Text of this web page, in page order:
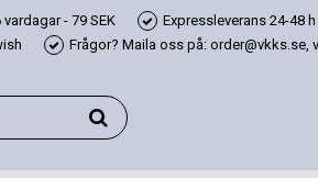
- 79 SEK Expressleverans 24-48 h
Frågor? Maila oss på: order@vkks.se,